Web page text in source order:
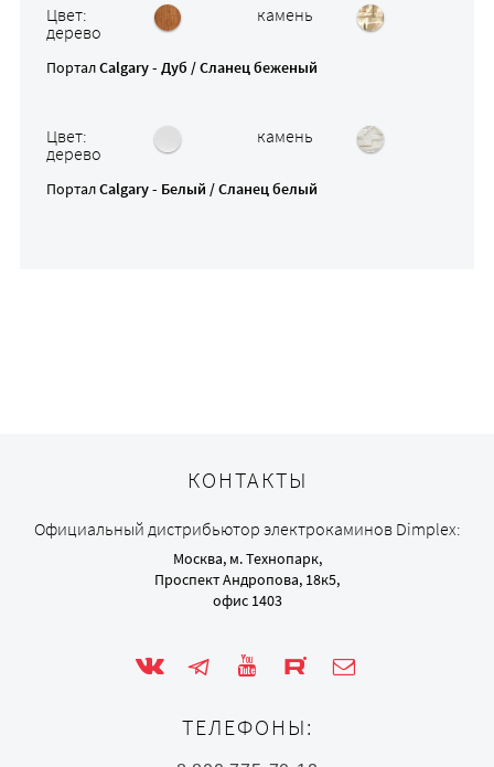
Цвет:
дерево
камень
ПорталCalgary - Дуб / Сланец беженый
Цвет:
дерево
камень
ПорталCalgary - Белый / Сланец белый
КОНТАКТЫ
Официальный дистрибьютор электрокаминов Dimplex:
Москва, м. Технопарк,
Проспект Андропова, 18к5,
офис 1403
ТЕЛЕФОНЫ: